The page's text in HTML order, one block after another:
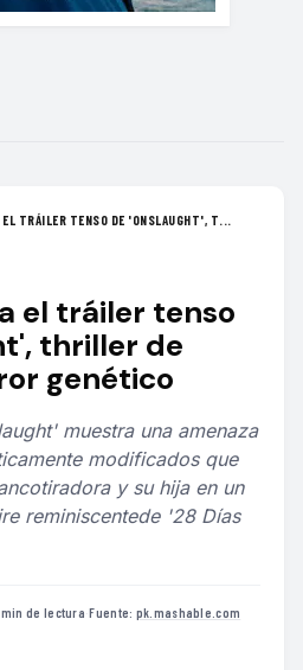
TRÁILER TENSO DE 'ONSLAUGHT', T...
el tráiler tenso
thriller de
genético
muestra una amenaza
modificados que
y su hija en un
reminiscentede '28 Días
de lectura·Fuente: pk.mashable.com